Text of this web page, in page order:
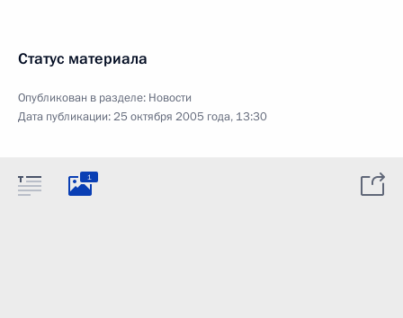
Статус материала
Опубликован в разделе: Новости
Дата публикации:25 октября 2005 года, 13:30
1